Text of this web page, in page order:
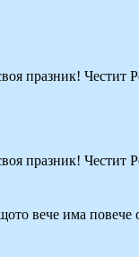
празник! Честит
празник! Честит
вече има